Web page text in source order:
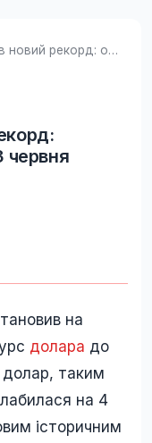
Долар встановив новий рекорд: офіційний курс...
червня
на
долара до
долар, таким
на 4
історичним